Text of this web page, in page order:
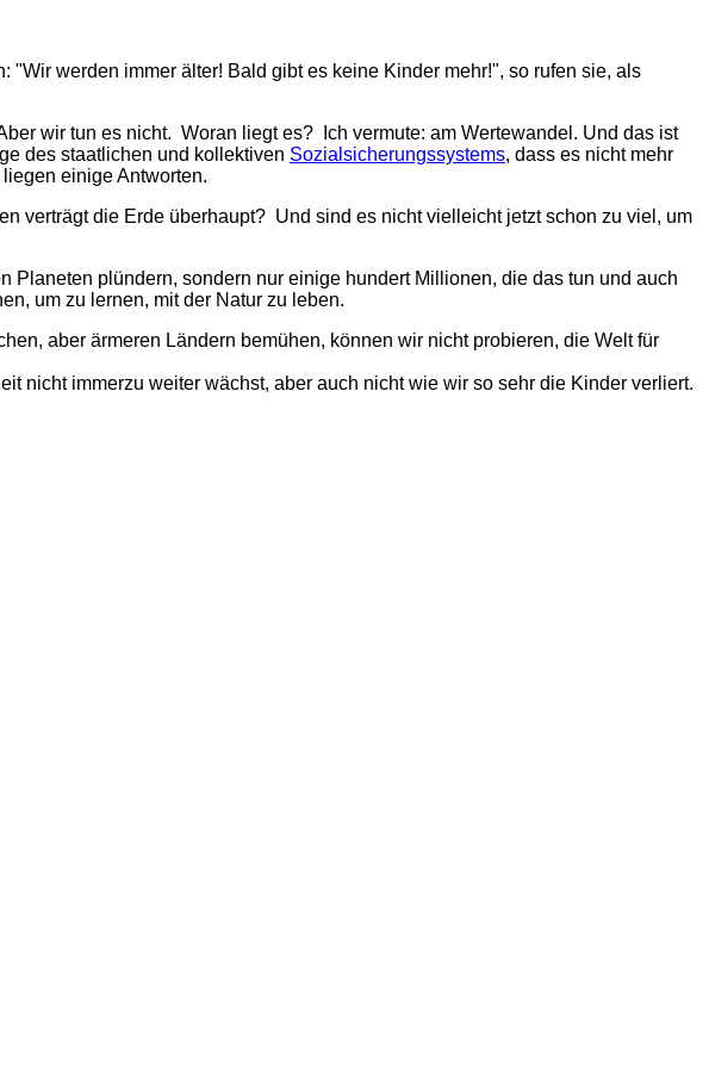
werden immer älter! Bald gibt es keine Kinder mehr!", so rufen sie, als
wir tun es nicht. Woran liegt es? Ich vermute: am Wertewandel. Und das ist
des staatlichen und kollektiven Sozialsicherungssystems, dass es nicht mehr
einige Antworten.
verträgt die Erde überhaupt? Und sind es nicht vielleicht jetzt schon zu viel, um
plündern, sondern nur einige hundert Millionen, die das tun und auch
um zu lernen, mit der Natur zu leben.
aber ärmeren Ländern bemühen, können wir nicht probieren, die Welt für
nicht immerzu weiter wächst, aber auch nicht wie wir so sehr die Kinder verliert.